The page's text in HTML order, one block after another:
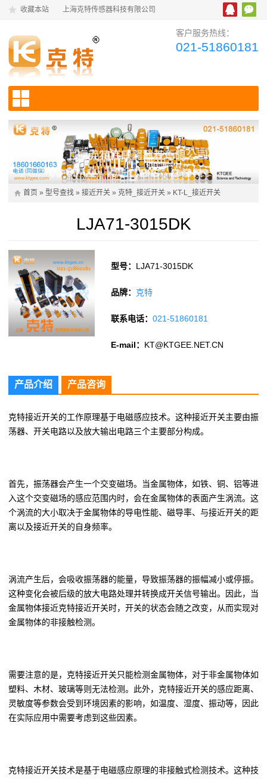
收藏本站 上海克特传感器科技有限公司
客户服务热线：
021-51860181
首页 » 型号查找 » 接近开关 » 克特_接近开关 » KT-L_接近开关
LJA71-3015DK
型号： LJA71-3015DK
品牌： 克特
联系电话：021-51860181
E-mail： KT@KTGEE.NET.CN
产品介绍 产品咨询
克特接近开关的工作原理基于电磁感应技术。这种接近开关主要由振
荡器、开关电路以及放大输出电路三个主要部分构成。
首先，振荡器会产生一个交变磁场。当金属物体，如铁、铜、铝等进
入这个交变磁场的感应范围内时，会在金属物体的表面产生涡流。这
个涡流的大小取决于金属物体的导电性能、磁导率、与接近开关的距
离以及接近开关的自身频率。
涡流产生后，会吸收振荡器的能量，导致振荡器的振幅减小或停振。
这种变化会被后级的放大电路处理并转换成开关信号输出。因此，当
金属物体接近克特接近开关时，开关的状态会随之改变，从而实现对
金属物体的非接触检测。
需要注意的是，克特接近开关只能检测金属物体，对于非金属物体如
塑料、木材、玻璃等则无法检测。此外，克特接近开关的感应距离、
灵敏度等参数会受到环境因素的影响，如温度、湿度、振动等，因此
在实际应用中需要考虑到这些因素。
克特接近开关技术是基于电磁感应原理的非接触式检测技术。这种技